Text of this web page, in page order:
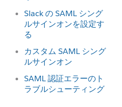
Slack の SAML シング
ルサインオンを設定す
る
カスタム SAML シング
ルサインオン
SAML 認証エラーのト
ラブルシューティング